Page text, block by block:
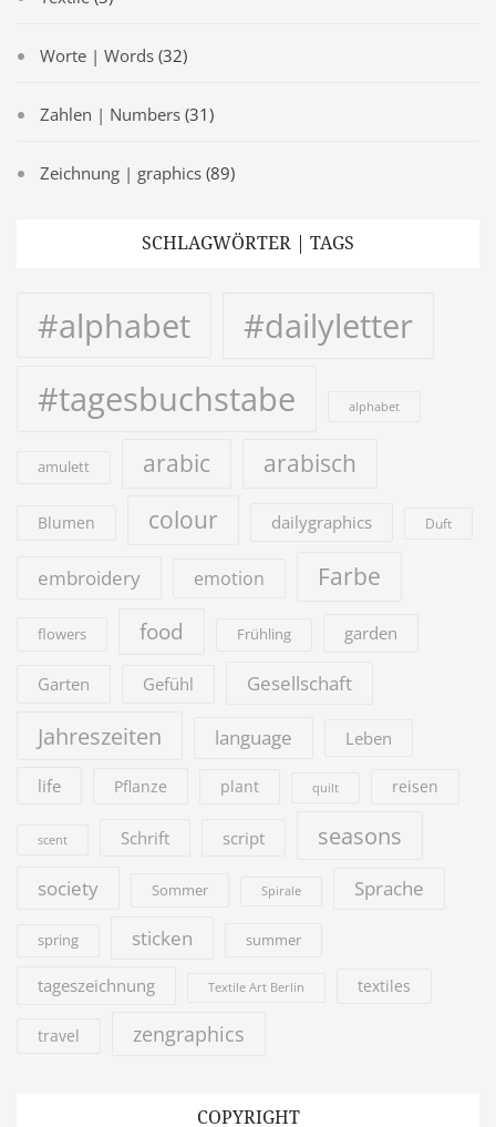
Worte | Words (32)
Zahlen | Numbers (31)
Zeichnung | graphics (89)
SCHLAGWÖRTER | TAGS
#alphabet
#dailyletter
#tagesbuchstabe
alphabet
amulett arabic arabisch
Blumen colour dailygraphics Duft
embroidery emotion Farbe
flowers food Frühling garden
Garten Gefühl Gesellschaft
Jahreszeiten language Leben
life Pflanze plant quilt reisen
scent Schrift script seasons
society Sommer Spirale Sprache
spring sticken summer
tageszeichnung Textile Art Berlin textiles
travel zengraphics
COPYRIGHT